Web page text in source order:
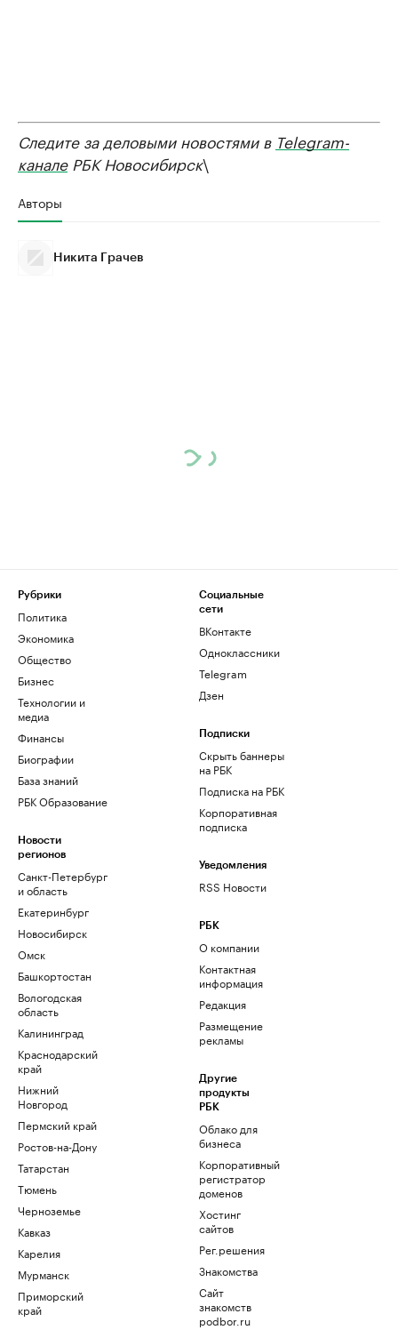
Следите за деловыми новостями в Telegram-
каналеРБК Новосибирск\
Авторы
Никита Грачев
Рубрики
Политика
Экономика
Общество
Бизнес
Технологии и
медиа
Финансы
Биографии
База знаний
РБК Образование
Новости
регионов
Санкт-Петербург
и область
Екатеринбург
Новосибирск
Омск
Башкортостан
Вологодская
область
Калининград
Краснодарский
край
Нижний
Новгород
Пермский край
Ростов-на-Дону
Татарстан
Тюмень
Черноземье
Кавказ
Карелия
Мурманск
Приморский
край
Социальные
сети
ВКонтакте
Одноклассники
Telegram
Дзен
Подписки
Скрыть баннеры
на РБК
Подписка на РБК
Корпоративная
подписка
Уведомления
RSS Новости
РБК
О компании
Контактная
информация
Редакция
Размещение
рекламы
Другие
продукты
РБК
Облако для
бизнеса
Корпоративный
регистратор
доменов
Хостинг
сайтов
Рег.решения
Знакомства
Сайт
знакомств
podbor.ru